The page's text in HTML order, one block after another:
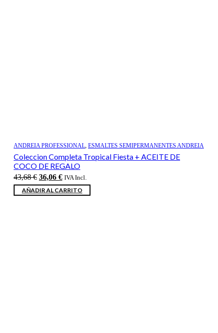
ANDREIA PROFESSIONAL, ESMALTES SEMIPERMANENTES ANDREIA
Coleccion Completa Tropical Fiesta + ACEITE DE
COCO DE REGALO
43,68€ El
precio
original
36,06 €El
precio
actual
IVA Incl.
AÑADIR AL CARRITO